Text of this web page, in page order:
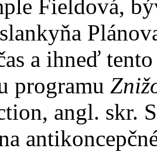
Fieldová,
a ihneď
programu
angl. skr.